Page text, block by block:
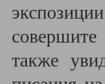
также